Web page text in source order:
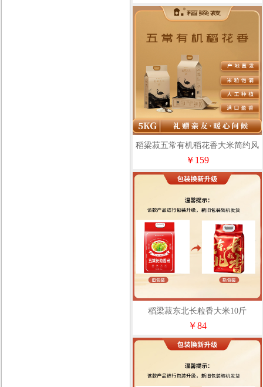
稻梁菽五常有机稻花香大米简约风
10斤
￥159
稻梁菽东北长粒香大米10斤
￥84